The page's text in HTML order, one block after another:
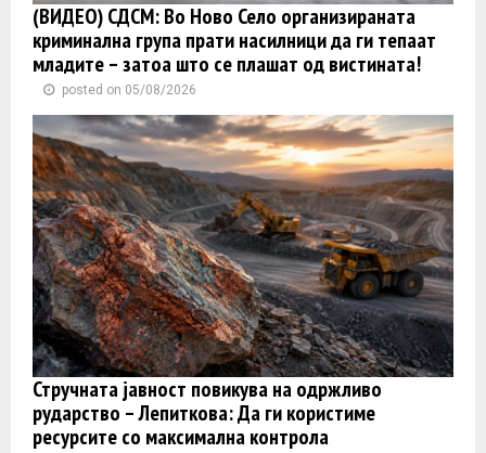
(ВИДЕО) СДСМ: Во Ново Село организираната
криминална група прати насилници да ги тепаат
младите – затоа што се плашат од вистината!
posted on 05/08/2026
Стручната јавност повикува на одржливо
рударство – Лепиткова: Да ги користиме
ресурсите со максимална контрола